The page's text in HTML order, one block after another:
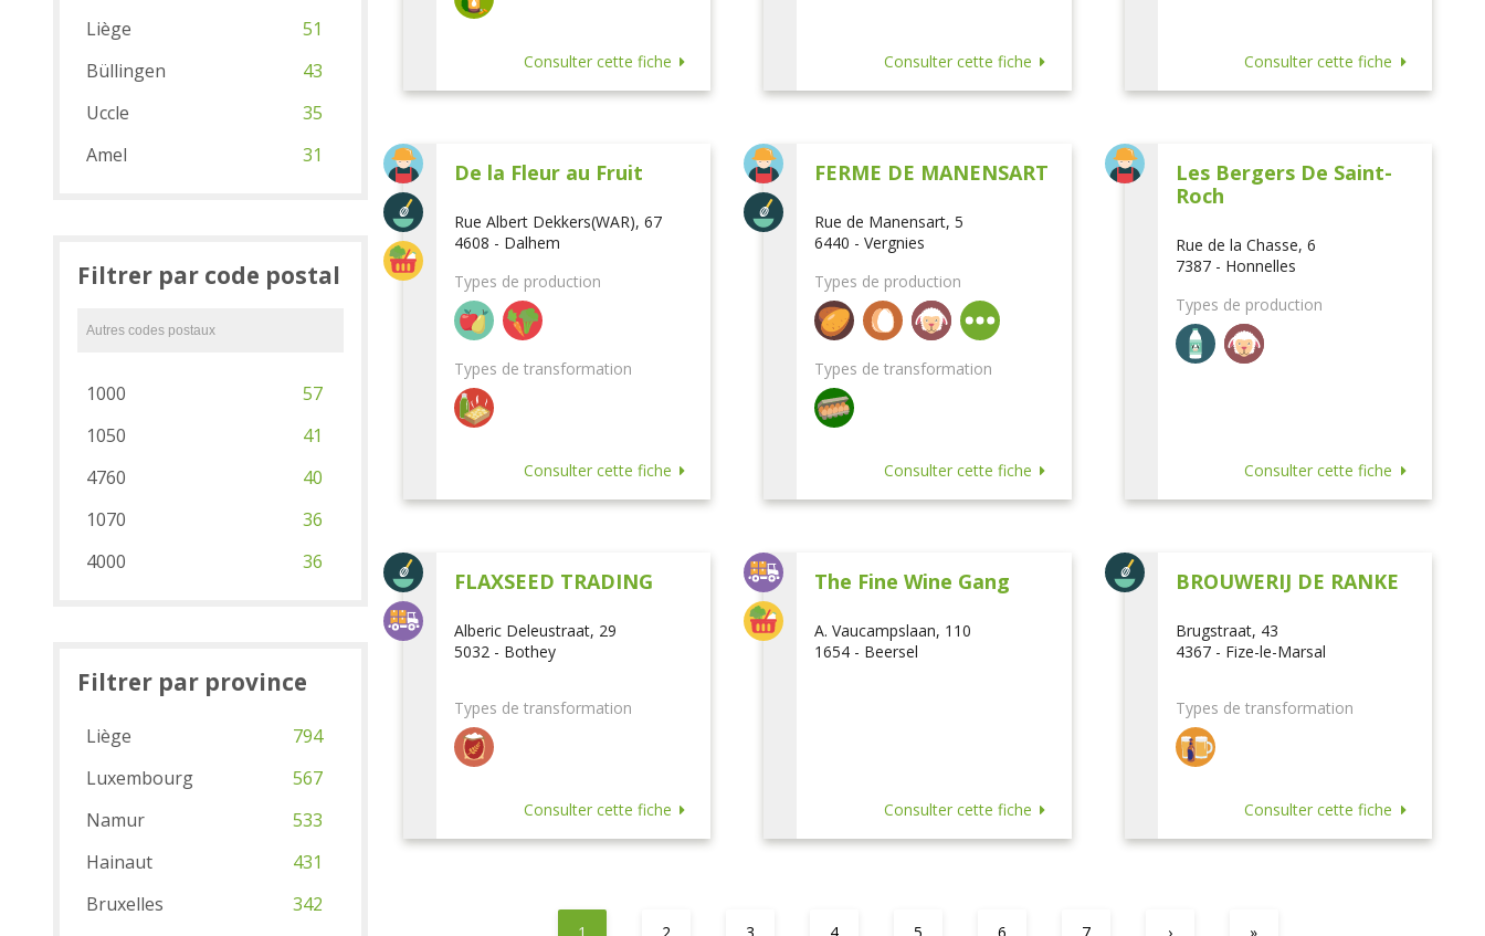
Consulter cette fiche Consulter cette fiche Consulter cette fiche
De la Fleur au Fruit
Rue Albert Dekkers(WAR), 67
4608 - Dalhem
Types de production
Types de transformation
Consulter cette fiche
FERME DE MANENSART
Rue de Manensart, 5
6440 - Vergnies
Types de production
Types de transformation
Consulter cette fiche
Les Bergers De Saint-
Roch
Rue de la Chasse, 6
7387 - Honnelles
Types de production
Consulter cette fiche
FLAXSEED TRADING
Alberic Deleustraat, 29
5032 - Bothey
Types de transformation
Consulter cette fiche
The Fine Wine Gang
A. Vaucampslaan, 110
1654 - Beersel
Consulter cette fiche
BROUWERIJ DE RANKE
Brugstraat, 43
4367 - Fize-le-Marsal
Types de transformation
Consulter cette fiche
Liège
51
Büllingen
43
Uccle
35
Amel
31
Filtrer par code postal
1000
57
1050
41
4760
40
1070
36
4000
36
Filtrer par province
Liège
794
Luxembourg
567
Namur
533
Hainaut
431
Bruxelles
342